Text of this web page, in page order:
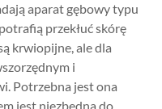
aparat gębowy typu
przekłuć skórę
krwiopijne, ale dla
i
Potrzebna jest ona
jest niezbędna do